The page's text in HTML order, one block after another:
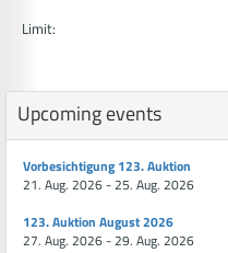
Limit:
Upcoming events
Vorbesichtigung 123. Auktion
21. Aug. 2026 - 25. Aug. 2026
123. Auktion August 2026
27. Aug. 2026 - 29. Aug. 2026